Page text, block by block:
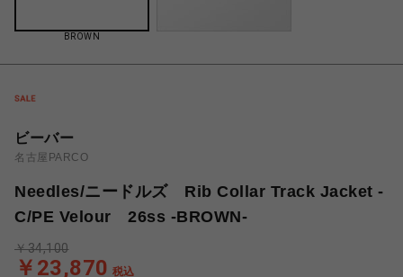
BROWN
ビーバー
名古屋PARCO
Needles/ニードルズ Rib Collar Track Jacket -
C/PE Velour 26ss -BROWN-
￥23,870 税込
￥34,100